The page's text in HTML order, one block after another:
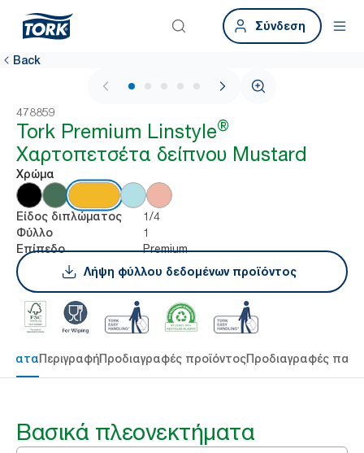
Σύνδεση
Back
1 / 5
478859
Tork Premium Linstyle®
Χαρτοπετσέτα δείπνου Mustard
Χρώμα
Είδος διπλώματος 1/4
Φύλλο 1
Επίπεδο
Premium
Λήψη φύλλου δεδομένων προϊόντος
ΠεριγραφήΠροδιαγραφές προϊόντοςΠροδιαγραφές
Βασικά πλεονεκτήματα